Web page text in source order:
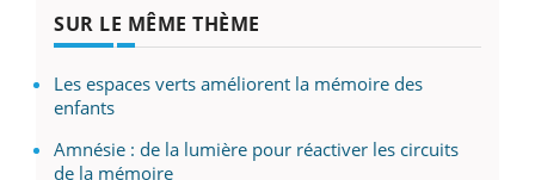
SUR LE MÊME THÈME
Les espaces verts améliorent la mémoire des
enfants
Amnésie : de la lumière pour réactiver les circuits
de la mémoire